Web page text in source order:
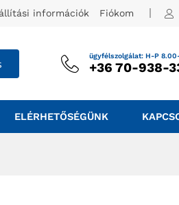
információk Fiókom
ügyfélszolgálat: H-P
+36 70-938-
ELÉRHETŐSÉGÜNK